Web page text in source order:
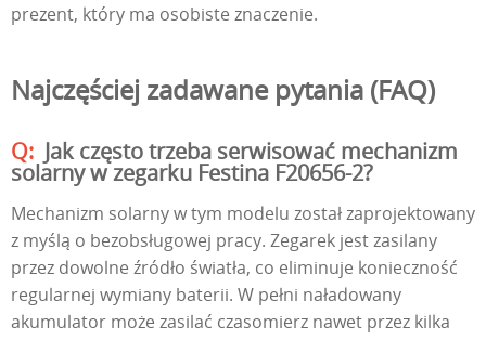
prezent, który ma osobiste znaczenie.
Najczęściej zadawane pytania (FAQ)
Jak często trzeba serwisować mechanizm
solarny w zegarku Festina F20656-2?
Mechanizm solarny w tym modelu został zaprojektowany
z myślą o bezobsługowej pracy. Zegarek jest zasilany
przez dowolne źródło światła, co eliminuje konieczność
regularnej wymiany baterii. W pełni naładowany
akumulator może zasilać czasomierz nawet przez kilka